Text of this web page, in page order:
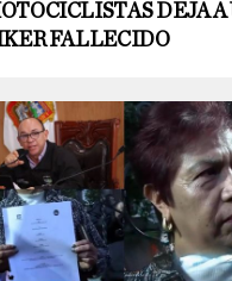
DEJA A
FALLECIDO